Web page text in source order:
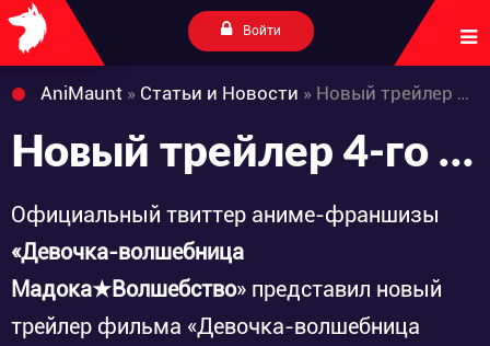
Войти
AniMaunt » Статьи и Новости » Новый трейлер 4-го фильма франшизы «Mahou Shoujo Madoka Magica»
Новый трейлер 4-го фильма франшизы «Mahou Shoujo Madoka Magica»
Официальный твиттер аниме-франшизы
«Девочка-волшебница
Мадока★Волшебство» представил новый
трейлер фильма «Девочка-волшебница